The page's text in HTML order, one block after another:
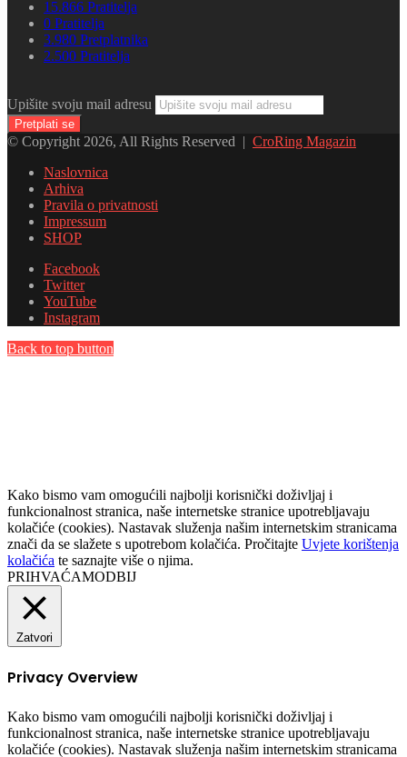
15.866 Pratitelja
0 Pratitelja
3.980 Pretplatnika
2.500 Pratitelja
Upišite svoju mail adresu
© Copyright 2026, All Rights Reserved | CroRing Magazin
Naslovnica
Arhiva
Pravila o privatnosti
Impressum
SHOP
Facebook
Twitter
YouTube
Instagram
Back to top button
Kako bismo vam omogućili najbolji korisnički doživljaj i
funkcionalnost stranica, naše internetske stranice upotrebljavaju
kolačiće (cookies). Nastavak služenja našim internetskim stranicama
znači da se slažete s upotrebom kolačića. Pročitajte Uvjete korištenja
kolačića te saznajte više o njima.
PRIHVAĆAMODBIJ
Zatvori
Privacy Overview
Kako bismo vam omogućili najbolji korisnički doživljaj i
funkcionalnost stranica, naše internetske stranice upotrebljavaju
kolačiće (cookies). Nastavak služenja našim internetskim stranicama